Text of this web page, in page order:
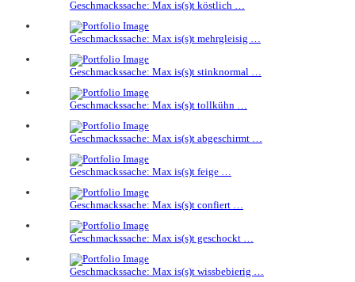
Geschmackssache: Max is(s)t köstlich …
Geschmackssache: Max is(s)t mehrgleisig …
Geschmackssache: Max is(s)t stinknormal …
Geschmackssache: Max is(s)t tollkühn …
Geschmackssache: Max is(s)t abgeschirmt …
Geschmackssache: Max is(s)t feige …
Geschmackssache: Max is(s)t confiert …
Geschmackssache: Max is(s)t geschockt …
Geschmackssache: Max is(s)t wissbebierig …